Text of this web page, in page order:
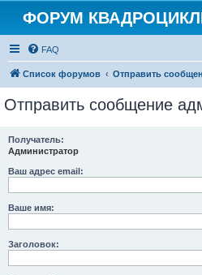
ФОРУМ
FAQ
Список форумов Отправить
Отправить сообщение
Получатель:
Администратор
Ваш адрес email:
Ваше имя:
Заголовок: